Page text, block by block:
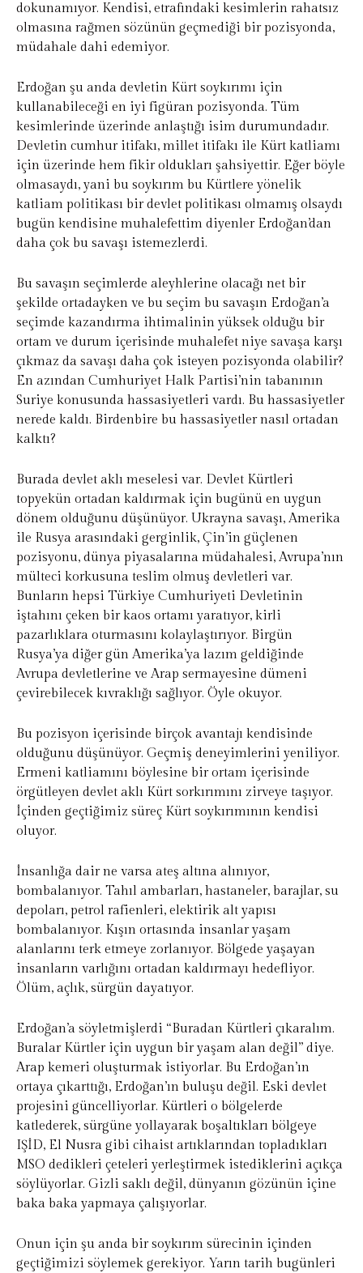
dokunamıyor. Kendisi, etrafındaki kesimlerin rahatsız
olmasına rağmen sözünün geçmediği bir pozisyonda,
müdahale dahi edemiyor.
Erdoğan şu anda devletin Kürt soykırımı için
kullanabileceği en iyi figüran pozisyonda. Tüm
kesimlerinde üzerinde anlaştığı isim durumundadır.
Devletin cumhur itifakı, millet itifakı ile Kürt katliamı
için üzerinde hem fikir oldukları şahsiyettir. Eğer böyle
olmasaydı, yani bu soykırım bu Kürtlere yönelik
katliam politikası bir devlet politikası olmamış olsaydı
bugün kendisine muhalefettim diyenler Erdoğan’dan
daha çok bu savaşı istemezlerdi.
Bu savaşın seçimlerde aleyhlerine olacağı net bir
şekilde ortadayken ve bu seçim bu savaşın Erdoğan’a
seçimde kazandırma ihtimalinin yüksek olduğu bir
ortam ve durum içerisinde muhalefet niye savaşa karşı
çıkmaz da savaşı daha çok isteyen pozisyonda olabilir?
En azından Cumhuriyet Halk Partisi’nin tabanının
Suriye konusunda hassasiyetleri vardı. Bu hassasiyetler
nerede kaldı. Birdenbire bu hassasiyetler nasıl ortadan
kalktı?
Burada devlet aklı meselesi var. Devlet Kürtleri
topyekün ortadan kaldırmak için bugünü en uygun
dönem olduğunu düşünüyor. Ukrayna savaşı, Amerika
ile Rusya arasındaki gerginlik, Çin’in güçlenen
pozisyonu, dünya piyasalarına müdahalesi, Avrupa’nın
mülteci korkusuna teslim olmuş devletleri var.
Bunların hepsi Türkiye Cumhuriyeti Devletinin
iştahını çeken bir kaos ortamı yaratıyor, kirli
pazarlıklara oturmasını kolaylaştırıyor. Birgün
Rusya’ya diğer gün Amerika’ya lazım geldiğinde
Avrupa devletlerine ve Arap sermayesine dümeni
çevirebilecek kıvraklığı sağlıyor. Öyle okuyor.
Bu pozisyon içerisinde birçok avantajı kendisinde
olduğunu düşünüyor. Geçmiş deneyimlerini yeniliyor.
Ermeni katliamını böylesine bir ortam içerisinde
örgütleyen devlet aklı Kürt sorkırımını zirveye taşıyor.
İçinden geçtiğimiz süreç Kürt soykırımının kendisi
oluyor.
İnsanlığa dair ne varsa ateş altına alınıyor,
bombalanıyor. Tahıl ambarları, hastaneler, barajlar, su
depoları, petrol rafienleri, elektirik alt yapısı
bombalanıyor. Kışın ortasında insanlar yaşam
alanlarını terk etmeye zorlanıyor. Bölgede yaşayan
insanların varlığını ortadan kaldırmayı hedefliyor.
Ölüm, açlık, sürgün dayatıyor.
Erdoğan’a söyletmişlerdi “Buradan Kürtleri çıkaralım.
Buralar Kürtler için uygun bir yaşam alan değil” diye.
Arap kemeri oluşturmak istiyorlar. Bu Erdoğan’ın
ortaya çıkarttığı, Erdoğan’ın buluşu değil. Eski devlet
projesini güncelliyorlar. Kürtleri o bölgelerde
katlederek, sürgüne yollayarak boşaltıkları bölgeye
IŞİD, El Nusra gibi cihaist artıklarından topladıkları
MSO dedikleri çeteleri yerleştirmek istediklerini açıkça
söylüyorlar. Gizli saklı değil, dünyanın gözünün içine
baka baka yapmaya çalışıyorlar.
Onun için şu anda bir soykırım sürecinin içinden
geçtiğimizi söylemek gerekiyor. Yarın tarih bugünleri